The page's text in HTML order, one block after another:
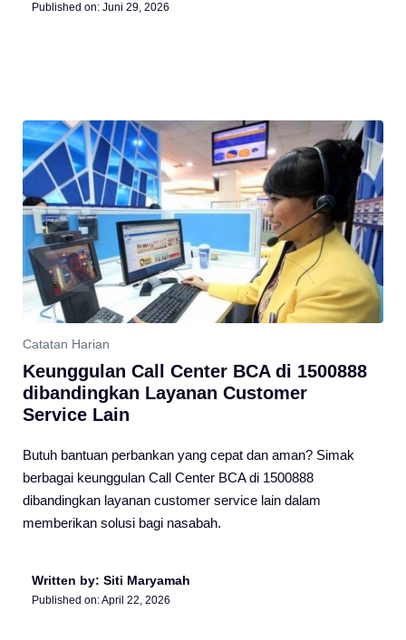
Published on: Juni 29, 2026
Catatan Harian
Keunggulan Call Center BCA di 1500888
dibandingkan Layanan Customer
Service Lain
Butuh bantuan perbankan yang cepat dan aman? Simak
berbagai keunggulan Call Center BCA di 1500888
dibandingkan layanan customer service lain dalam
memberikan solusi bagi nasabah.
Written by: Siti Maryamah
Published on:April 22, 2026